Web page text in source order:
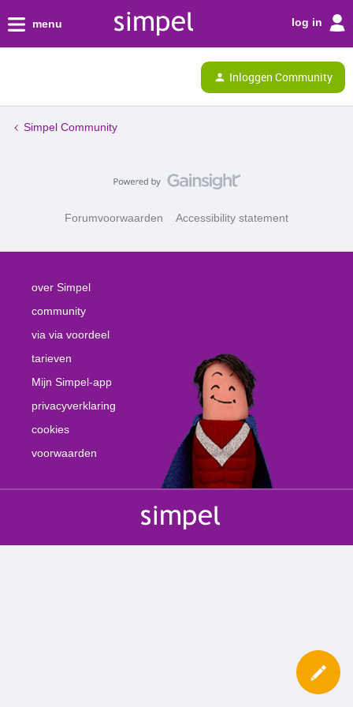
menu log in
Inloggen Community
Simpel Community
Forumvoorwaarden Accessibility statement
over Simpel
community
via via voordeel
tarieven
Mijn Simpel-app
privacyverklaring
cookies
voorwaarden